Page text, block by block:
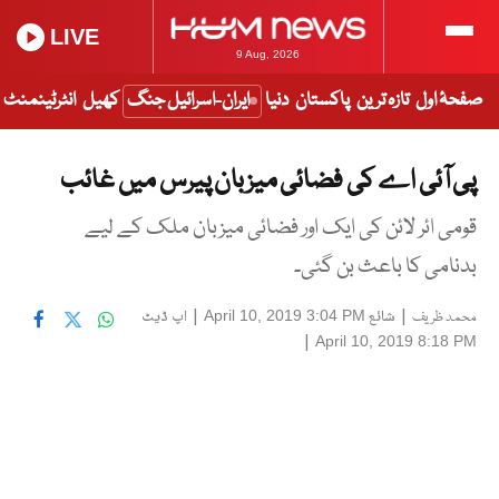
9 Aug, 2026
LIVE
صفحۂ اول تازہ ترین پاکستان دنیا ایران-اسرائیل جنگ کھیل انٹرٹینمنٹ
پی آئی اے کی فضائی میزبان پیرس میں غائب
قومی ائر لائن کی ایک اور فضائی میزبان ملک کے لیے
بدنامی کا باعث بن گئی۔
محمد ظریف | شائع April 10, 2019 3:04 PM
| اپ ڈیٹ
April 10, 2019 8:18 PM
|